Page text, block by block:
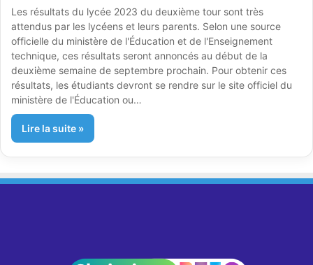
Les résultats du lycée 2023 du deuxième tour sont très
attendus par les lycéens et leurs parents. Selon une source
officielle du ministère de l'Éducation et de l'Enseignement
technique, ces résultats seront annoncés au début de la
deuxième semaine de septembre prochain. Pour obtenir ces
résultats, les étudiants devront se rendre sur le site officiel du
ministère de l'Éducation ou…
Lire la suite »